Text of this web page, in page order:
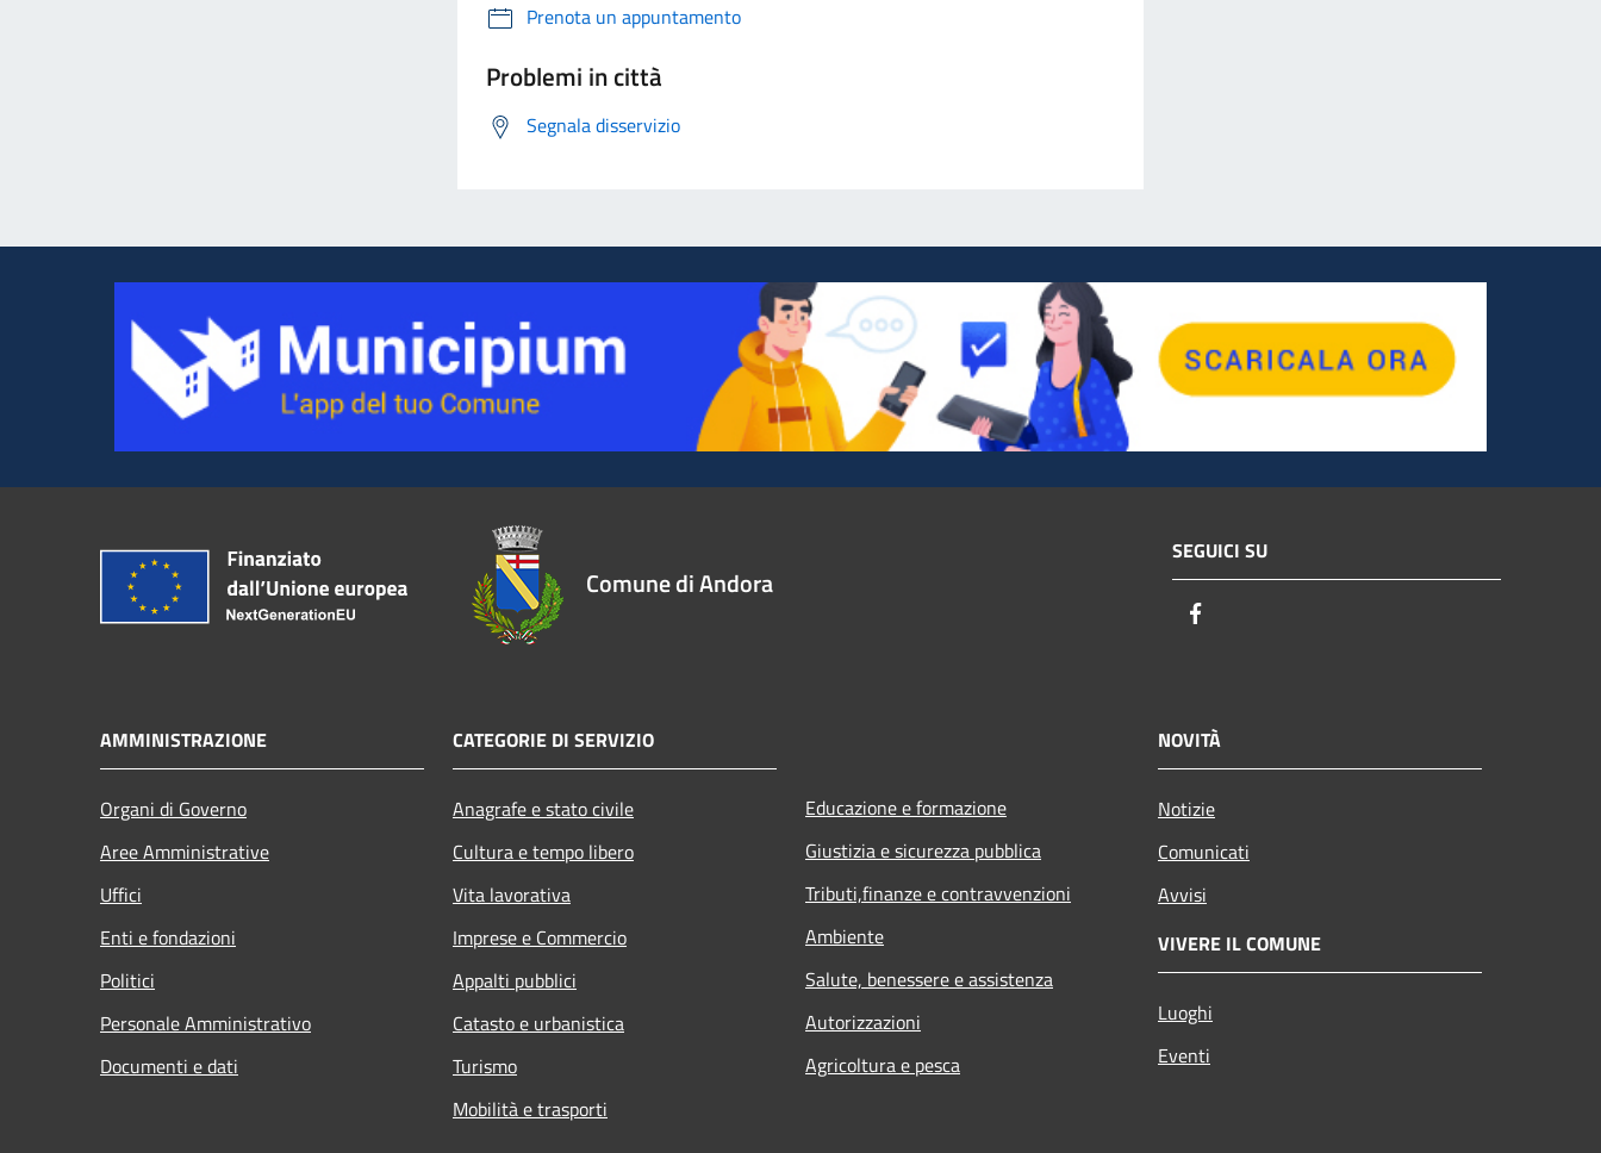
Prenota un appuntamento
Problemi in città
Segnala disservizio
Comune di Andora
SEGUICI SU
AMMINISTRAZIONE
Organi di Governo
Aree Amministrative
Uffici
Enti e fondazioni
Politici
Personale Amministrativo
Documenti e dati
CATEGORIE DI SERVIZIO
Anagrafe e stato civile
Cultura e tempo libero
Vita lavorativa
Imprese e Commercio
Appalti pubblici
Catasto e urbanistica
Turismo
Mobilità e trasporti
Educazione e formazione
Giustizia e sicurezza pubblica
Tributi,finanze e contravvenzioni
Ambiente
Salute, benessere e assistenza
Autorizzazioni
Agricoltura e pesca
NOVITÀ
Notizie
Comunicati
Avvisi
VIVERE IL COMUNE
Luoghi
Eventi